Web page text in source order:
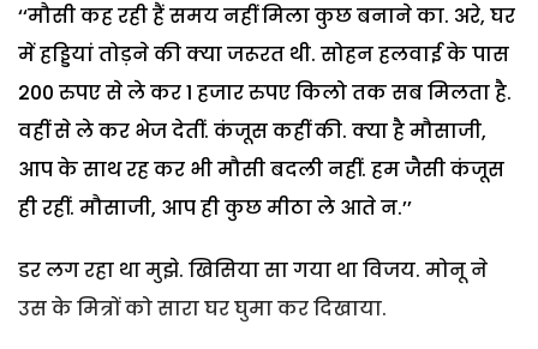
‘‘मौसी कह रही हैं समय नहीं मिला कुछ बनाने का. अरे, घर
में हड्डियां तोड़ने की क्या जरूरत थी. सोहन हलवाई के पास
200 रुपए से ले कर 1 हजार रुपए किलो तक सब मिलता है.
वहीं से ले कर भेज देतीं. कंजूस कहीं की. क्या है मौसाजी,
आप के साथ रह कर भी मौसी बदली नहीं. हम जैसी कंजूस
ही रहीं. मौसाजी, आप ही कुछ मीठा ले आते न.’’
डर लग रहा था मुझे. खिसिया सा गया था विजय. मोनू ने
उस के मित्रों को सारा घर घुमा कर दिखाया.